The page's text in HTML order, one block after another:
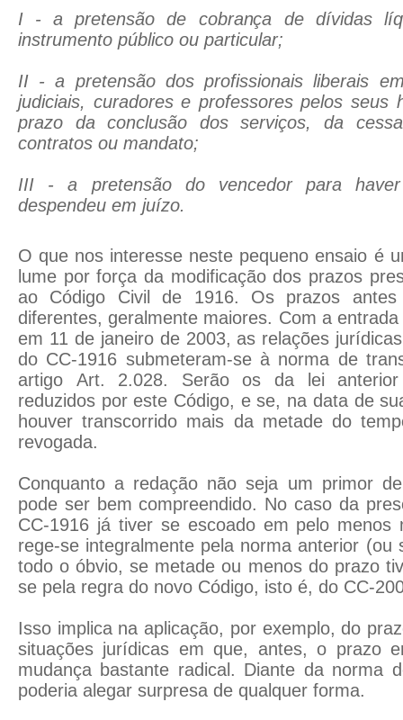
I - a pretensão de cobrança de dívidas
instrumento público ou particular;
II - a pretensão dos profissionais liberais
judiciais, curadores e professores pelos seus
prazo da conclusão dos serviços, da
contratos ou mandato;
III - a pretensão do vencedor para
despendeu em juízo.
O que nos interesse neste pequeno ensaio é
lume por força da modificação dos prazos
ao Código Civil de 1916. Os prazos
diferentes, geralmente maiores. Com a
em 11 de janeiro de 2003, as relações
do CC-1916 submeteram-se à norma de
artigo Art. 2.028. Serão os da lei
reduzidos por este Código, e se, na data de
houver transcorrido mais da metade do
revogada.
Conquanto a redação não seja um primor
pode ser bem compreendido. No caso da
CC-1916 já tiver se escoado em pelo menos
rege-se integralmente pela norma anterior (ou
todo o óbvio, se metade ou menos do prazo
se pela regra do novo Código, isto é, do CC-
Isso implica na aplicação, por exemplo, do
situações jurídicas em que, antes, o prazo
mudança bastante radical. Diante da norma
poderia alegar surpresa de qualquer forma.